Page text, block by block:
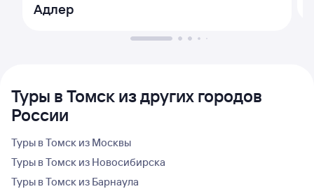
Адлер
Туры в Томск из других городов
России
Туры в Томск из Москвы
Туры в Томск из Новосибирска
Туры в Томск из Барнаула